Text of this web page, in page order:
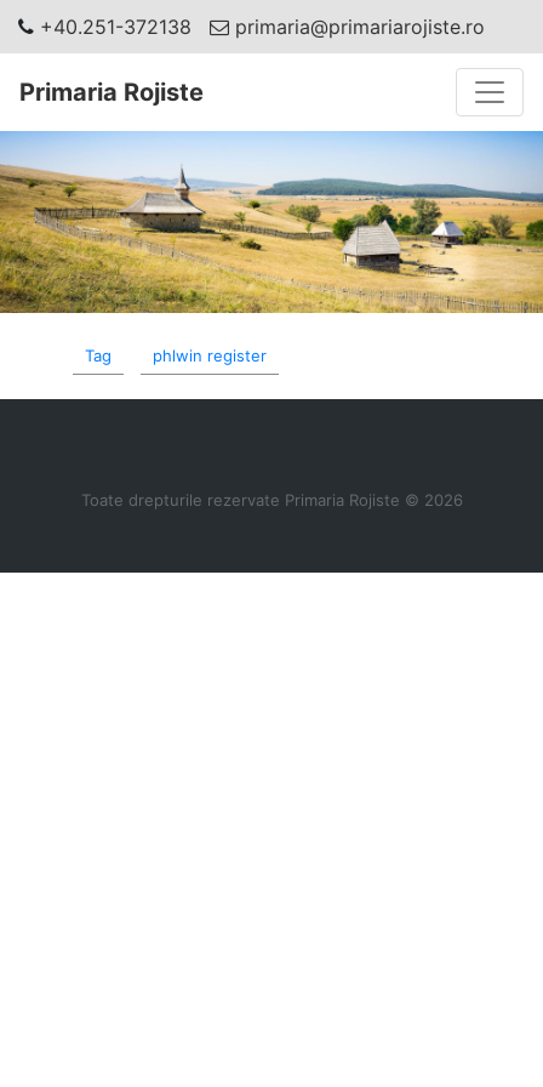
+40.251-372138 primaria@primariarojiste.ro
Primaria Rojiste
Tag phlwin register
Toate drepturile rezervate Primaria Rojiste © 2026